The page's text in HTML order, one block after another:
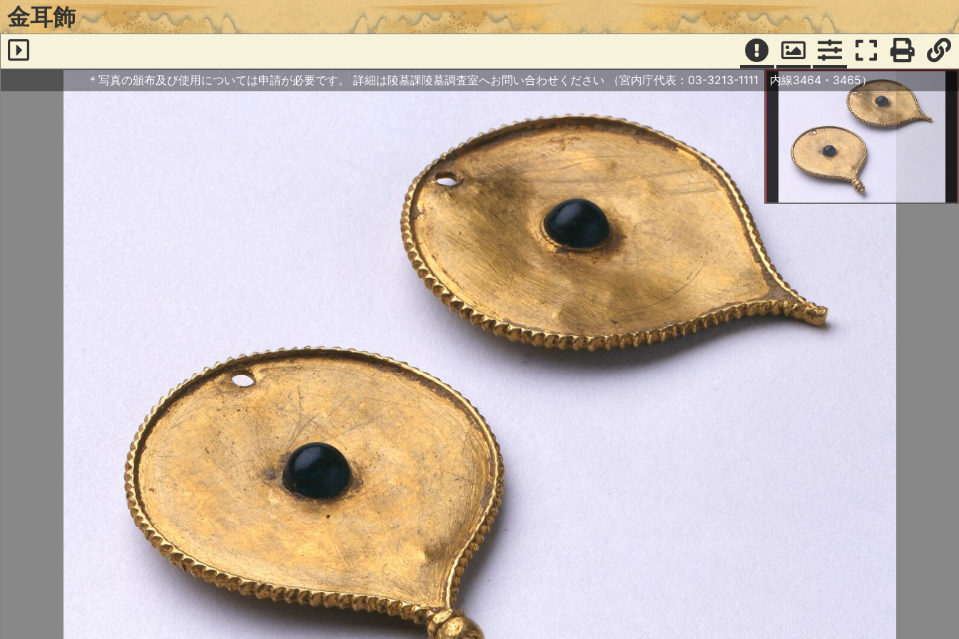
金耳飾
＊写真の頒布及び使用については申請が必要です。 詳細は陵墓課陵墓調査室へお問い合わせください （宮内庁代表：03-3213-1111 内線3464・3465）